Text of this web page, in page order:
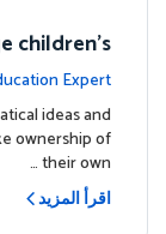
mind
Expert
ةideas and
ownership of
their own …
اقرأ المزيد